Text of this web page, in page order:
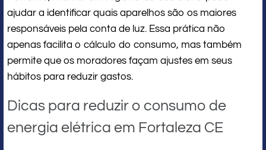
ajudar a identificar quais aparelhos são os maiores
responsáveis pela conta de luz. Essa prática não
apenas facilita o cálculo do consumo, mas também
permite que os moradores façam ajustes em seus
hábitos para reduzir gastos.
Dicas para reduzir o consumo de
energia elétrica em Fortaleza CE